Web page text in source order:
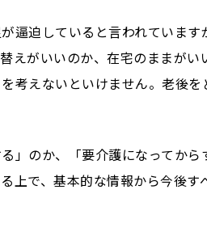
逼迫していると言われていま
えがいいのか、在宅のままが
考えないといけません。老後
」のか、「要介護になってから
上で、基本的な情報から今後